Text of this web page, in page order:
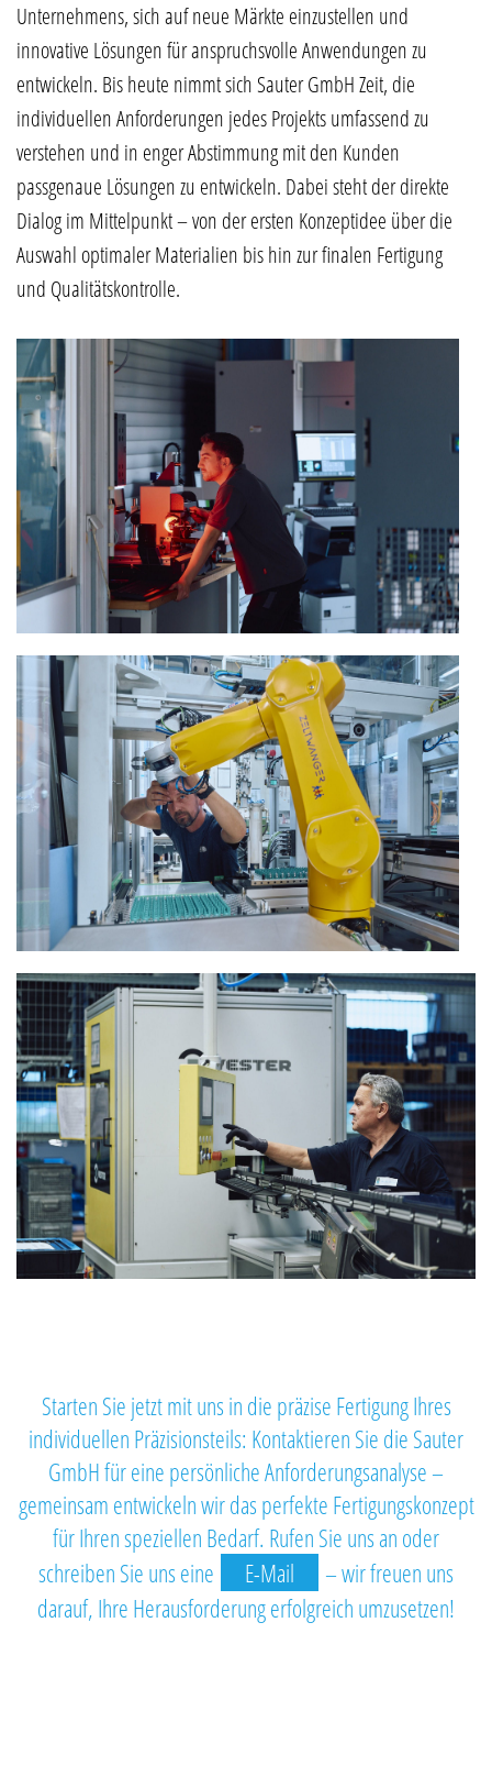
Unternehmens, sich auf neue Märkte einzustellen und
innovative Lösungen für anspruchsvolle Anwendungen zu
entwickeln. Bis heute nimmt sich Sauter GmbH Zeit, die
individuellen Anforderungen jedes Projekts umfassend zu
verstehen und in enger Abstimmung mit den Kunden
passgenaue Lösungen zu entwickeln. Dabei steht der direkte
Dialog im Mittelpunkt – von der ersten Konzeptidee über die
Auswahl optimaler Materialien bis hin zur finalen Fertigung
und Qualitätskontrolle.
Starten Sie jetzt mit uns in die präzise Fertigung Ihres
individuellen Präzisionsteils: Kontaktieren Sie die Sauter
GmbH für eine persönliche Anforderungsanalyse –
gemeinsam entwickeln wir das perfekte Fertigungskonzept
für Ihren speziellen Bedarf. Rufen Sie uns an oder
schreiben Sie uns eine
E-Mail
– wir freuen uns
darauf, Ihre Herausforderung erfolgreich umzusetzen!